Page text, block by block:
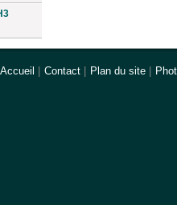
Accueil Contact Plan du site